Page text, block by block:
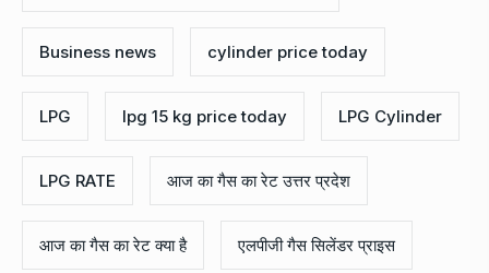
Business news cylinder price today
LPG lpg 15 kg price today LPG Cylinder
LPG RATE आज का गैस का रेट उत्तर प्रदेश
आज का गैस का रेट क्या है एलपीजी गैस सिलेंडर प्राइस